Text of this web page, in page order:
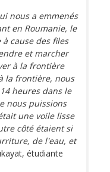
nous a emmenés
en Roumanie, le
cause des files
et marcher
à la frontière
la frontière, nous
heures dans le
nous puissions
une voile lisse
côté étaient si
de l'eau, et
étudiante